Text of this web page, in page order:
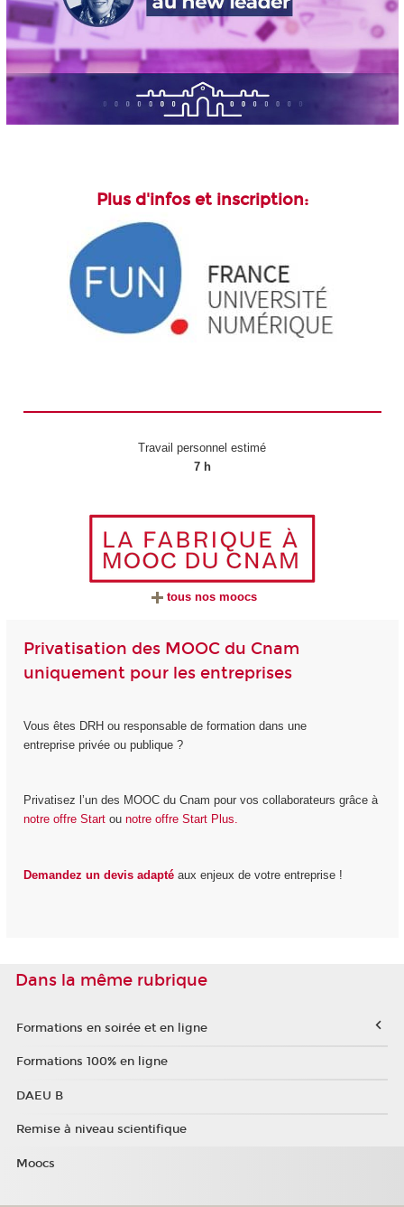
Plus d'infos et inscription:
Travail personnel estimé
7 h
tous nos moocs
Privatisation des MOOC du Cnam
uniquement pour les entreprises
Vous êtes DRH ou responsable de formation dans une
entreprise privée ou publique ?
Privatisez l’un des MOOC du Cnam pour vos collaborateurs grâce à
notre offre Startou notre offre Start Plus.
Demandez un devis adaptéaux enjeux de votre entreprise !
Dans la même rubrique
Formations en soirée et en ligne
Formations 100% en ligne
DAEU B
Remise à niveau scientifique
Moocs